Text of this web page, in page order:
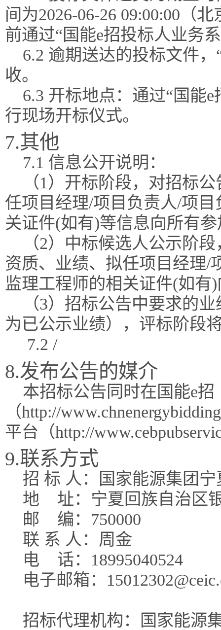
间为2026-06-26 09:00:00（
前通过“国能e招投标人业务
6.2 逾期送达的投标文件
收。
6.3 开标地点：通过“国能
行现场开标仪式。
7.其他
7.1 信息公开说明：
（1）开标阶段，对招标
任项目经理/项目负责人/项
关证件(如有)等信息向所有
（2）中标候选人公示阶
资质、业绩、拟任项目经理/
监理工程师的相关证件(如有
（3）招标公告中要求的
为已公示业绩），评标阶段
7.2 /
8.发布公告的媒介
本招标公告同时在国能e招
（http://
平台（http://
9.联系方式
招 标 人：国家能源集团
地
址：宁夏回族自治区
邮
编：750000
联 系 人：周金
电
话：18995040524
电子邮箱：
招标代理机构：国家能源